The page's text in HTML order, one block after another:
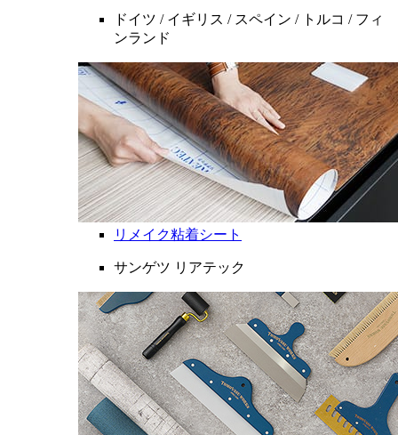
ドイツ / イギリス / スペイン / トルコ / フィ
ンランド
リメイク粘着シート
サンゲツ リアテック